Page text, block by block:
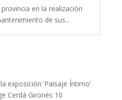
en la realización
de sus...
exposición ‘Paisaje Íntimo’
Cerdá Gironés 10